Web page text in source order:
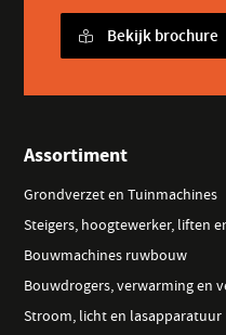
Bekijk brochure
Assortiment
Grondverzet en Tuinmachines
Steigers, hoogtewerker, liften
Bouwmachines ruwbouw
Bouwdrogers, verwarming en
Stroom, licht en lasapparatuur